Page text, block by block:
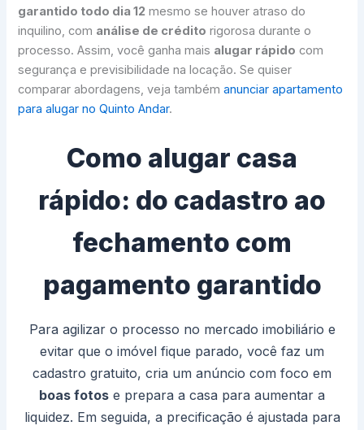
garantido todo dia 12 mesmo se houver atraso do
inquilino, com análise de crédito rigorosa durante o
processo. Assim, você ganha mais alugar rápido com
segurança e previsibilidade na locação. Se quiser
comparar abordagens, veja tambémanunciar apartamento
para alugar no Quinto Andar.
Como alugar casa
rápido: do cadastro ao
fechamento com
pagamento garantido
Para agilizar o processo no mercado imobiliário e
evitar que o imóvel fique parado, você faz um
cadastro gratuito, cria um anúncio com foco em
boas fotos e prepara a casa para aumentar a
liquidez. Em seguida, a precificação é ajustada para